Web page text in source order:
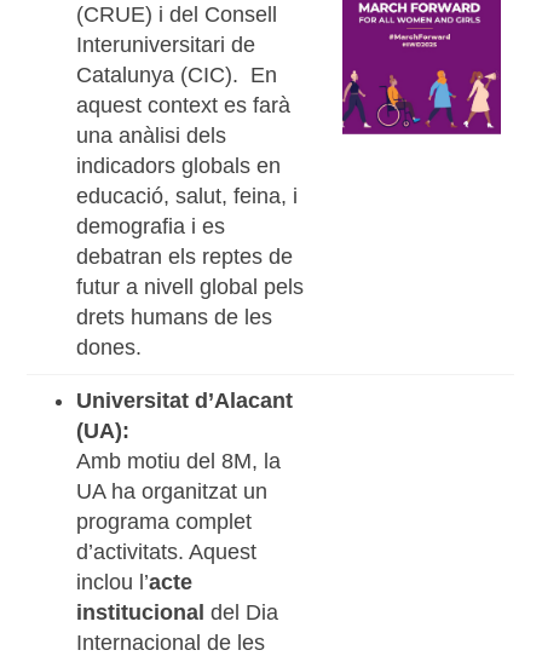
(CRUE) i del Consell
Interuniversitari de
Catalunya (CIC). En
aquest context es farà
una anàlisi dels
indicadors globals en
educació, salut, feina, i
demografia i es
debatran els reptes de
futur a nivell global pels
drets humans de les
dones.
Universitat d’Alacant
(UA):
Amb motiu del 8M, la
UA ha organitzat un
programa complet
d’activitats. Aquest
inclou l’acte
institucional del Dia
Internacional de les